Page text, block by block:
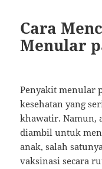
Cara
Menular
Penyakit menular
kesehatan yang
khawatir. Namun,
diambil untuk
anak, salah
vaksinasi secara